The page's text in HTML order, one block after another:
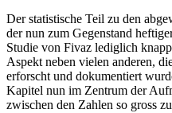
Der statistische Teil zu den
der nun zum Gegenstand
Studie von Fivaz lediglich
Aspekt neben vielen anderen,
erforscht und dokumentiert
Kapitel nun im Zentrum der
zwischen den Zahlen so gross